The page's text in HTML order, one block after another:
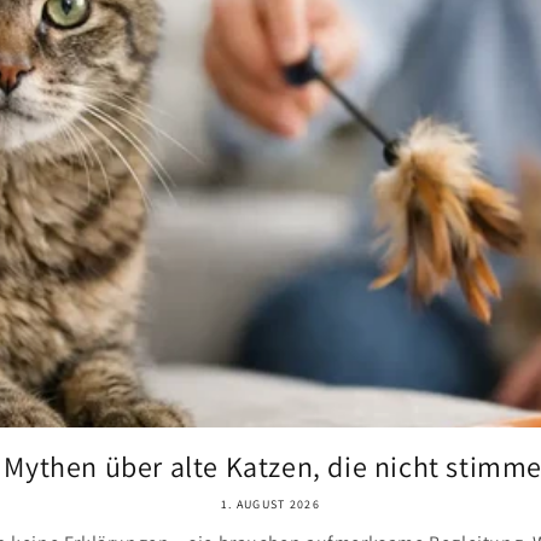
über alte Katzen, die nicht
1. AUGUST 2026